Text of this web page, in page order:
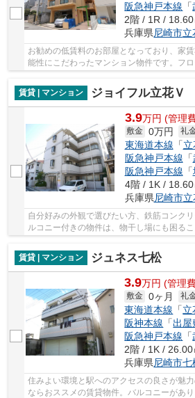
阪急神戸本線 「
2階 / 1R / 18.60
兵庫県尼崎市立
お勧めの低賃料のお部屋となっており、家
能性にこだわったマンション物件です。フ
賃貸 | マンション
ジョイフル立花Ｖ
3.9万円 (管理
敷金 0万円 礼
東海道本線 「立
阪急神戸本線 「
阪急神戸本線 「
4階 / 1K / 18.60
兵庫県尼崎市立
自分好みの外観で選びたい方、鉄筋コンク
ルコニー付きの物件は、物干し場にも困る
賃貸 | マンション
ジュネス七松
3.9万円 (管理
敷金 0ヶ月 礼
東海道本線 「立
阪神本線 「出屋
阪急神戸本線 「
2階 / 1K / 26.00
兵庫県尼崎市七
住みよい環境と駅へのアクセスの良さが魅
ならおススメの賃貸物件。バルコニーがあ